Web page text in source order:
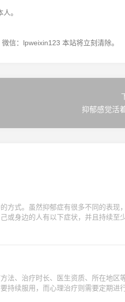
。
信：lpweixin123 本站将立刻清除。
抑郁感觉活
方式。虽然抑郁症有很多不同的表现
或身边的人有以下症状，并且持续至
法、治疗时长、医生资质、所在地区
持续服用，而心理治疗则需要定期进